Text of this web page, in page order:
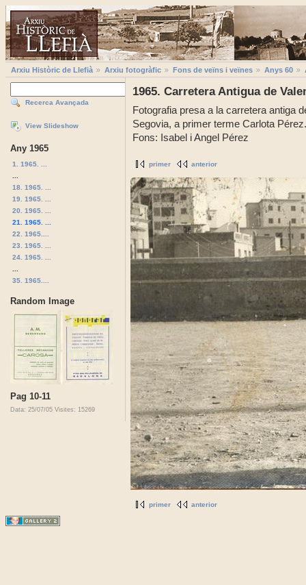
Arxiu Històric de Llefià Arxiu fotogràfic Fons de veïns i veïnes Anys 60
Recerca Avançada
View Slideshow
Any 1965
1. 1965. ...
18. 1965. ...
19. 1965. ...
20. 1965. ...
21. 1965. ...
22. 1965....
23. 1965. ...
24. 1965. ...
35. 1965....
Random Image
Pag 10-11
Data: 25/07/05 Visites: 15269
1965. Carretera Antigua de
Fotografia presa a la carretera antiga
Segovia, a primer terme Carlota
Fons: Isabel i Angel Pérez
primer anterior
primer anterior